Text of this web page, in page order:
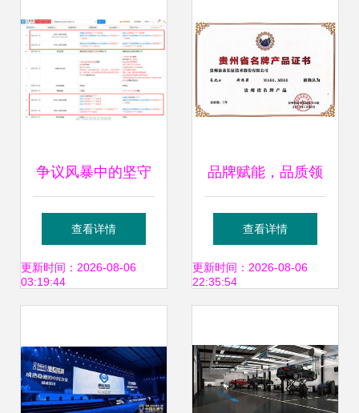
争议风暴中的坚守
陈赫仍在贤合庄品
牌风雨中担当管理
查看详情
更新时间：2026-08-06
03:19:44
品牌赋能，品质领
航 泰永长征MA60
与MB60荣获“贵州
认可
查看详情
更新时间：2026-08-06
22:35:54